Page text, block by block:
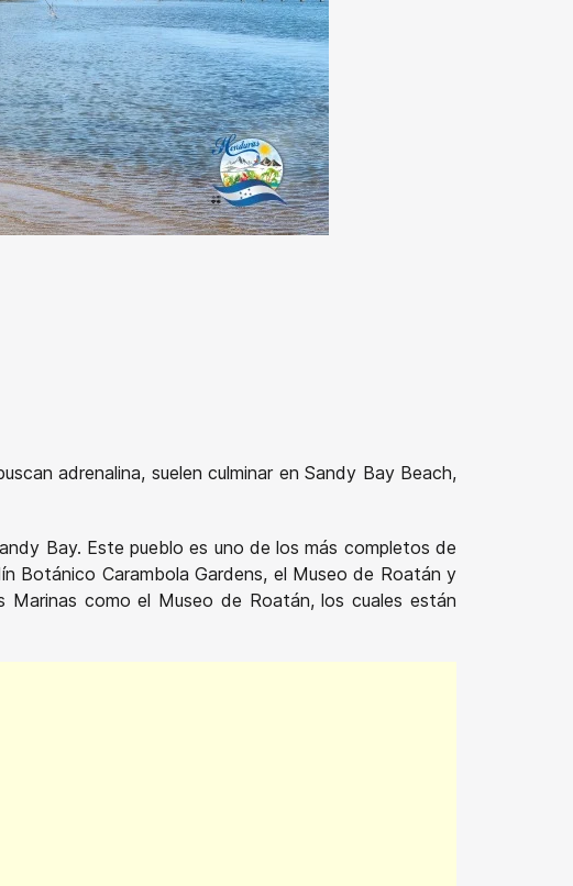
adrenalina, suelen culminar en Sandy Bay Beach,
Bay. Este pueblo es uno de los más completos de
Botánico Carambola Gardens, el Museo de Roatán y
como el Museo de Roatán, los cuales están